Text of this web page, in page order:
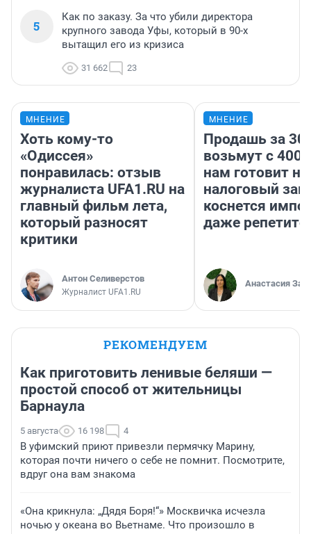
5
Как по заказу. За что убили директора
крупного завода Уфы, который в 90-х
вытащил его из кризиса
31 662 23
МНЕНИЕ
Хоть кому-то
«Одиссея»
понравилась: отзыв
журналиста UFA1.RU на
главный фильм лета,
который разносят
критики
Антон Селиверстов
Журналист UFA1.RU
МНЕНИЕ
Продашь за
возьмут с
нам готовит
налоговый
коснется
даже
Анастасия
РЕКОМЕНДУЕМ
Как приготовить ленивые беляши —
простой способ от жительницы
Барнаула
5 августа 16 198 4
В уфимский приют привезли пермячку Марину,
которая почти ничего о себе не помнит. Посмотрите,
вдруг она вам знакома
«Она крикнула: „Дядя Боря!“» Москвичка исчезла
ночью у океана во Вьетнаме. Что произошло в